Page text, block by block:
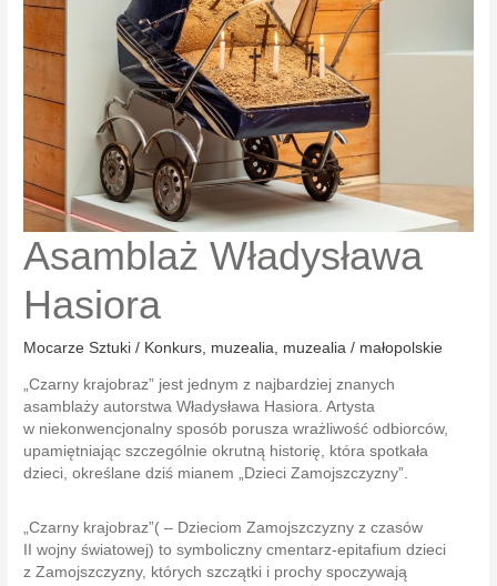
Asamblaż Władysława
Hasiora
Mocarze Sztuki / Konkurs, muzealia, muzealia / małopolskie
„Czarny krajobraz” jest jednym z najbardziej znanych
asamblaży autorstwa Władysława Hasiora. Artysta
w niekonwencjonalny sposób porusza wrażliwość odbiorców,
upamiętniając szczególnie okrutną historię, która spotkała
dzieci, określane dziś mianem „Dzieci Zamojszczyzny”.
„Czarny krajobraz”( – Dzieciom Zamojszczyzny z czasów
II wojny światowej) to symboliczny cmentarz-epitafium dzieci
z Zamojszczyzny, których szczątki i prochy spoczywają